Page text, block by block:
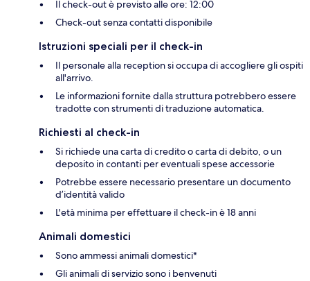
Il check-out è previsto alle ore: 12:00
Check-out senza contatti disponibile
Istruzioni speciali per il check-in
Il personale alla reception si occupa di accogliere gli ospiti
all'arrivo.
Le informazioni fornite dalla struttura potrebbero essere
tradotte con strumenti di traduzione automatica.
Richiesti al check-in
Si richiede una carta di credito o carta di debito, o un
deposito in contanti per eventuali spese accessorie
Potrebbe essere necessario presentare un documento
d’identità valido
L'età minima per effettuare il check-in è 18 anni
Animali domestici
Sono ammessi animali domestici*
Gli animali di servizio sono i benvenuti